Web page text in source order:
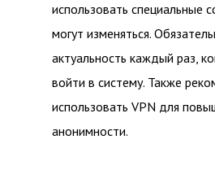
использовать специальные
могут изменяться.
актуальность каждый раз,
войти в систему. Также
использовать VPN для
анонимности.